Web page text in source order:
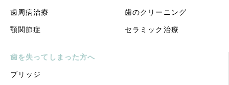
歯周病治療
顎関節症
歯のクリーニング
セラミック治療
歯を失ってしまった方へ
ブリッジ